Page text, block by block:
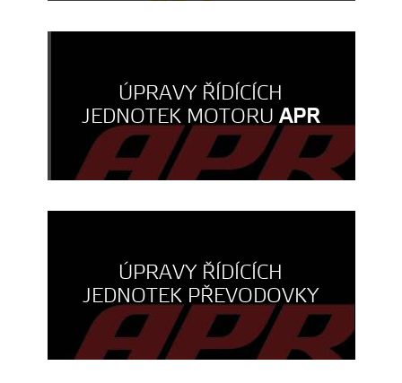
ÚPRAVY ŘÍDÍCÍCH
JEDNOTEK MOTORUAPR
ÚPRAVY ŘÍDÍCÍCH
JEDNOTEK PŘEVODOVKY